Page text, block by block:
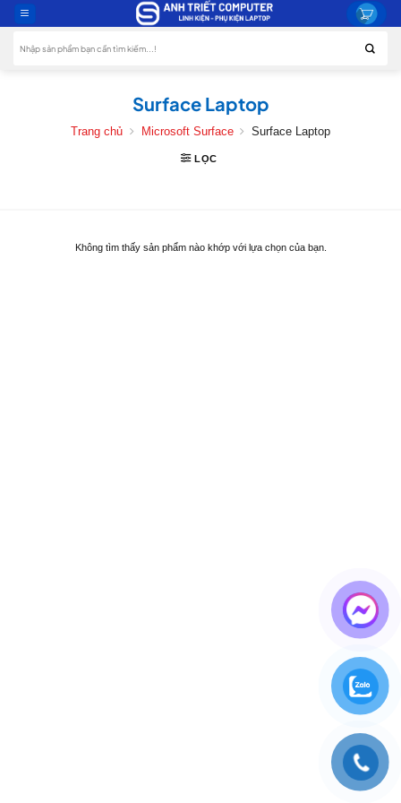
to
content
Surface Laptop
Trang chủ Microsoft Surface Surface Laptop
LỌC
Không tìm thấy sản phẩm nào khớp với lựa chọn của bạn.